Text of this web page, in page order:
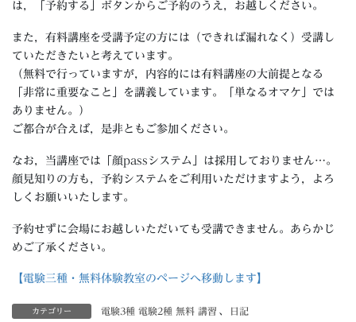
は，「予約する」ボタンからご予約のうえ，お越しください。
また，有料講座を受講予定の方には（できれば漏れなく）受講し
ていただきたいと考えています。
（無料で行っていますが，内容的には有料講座の大前提となる
「非常に重要なこと」を講義しています。「単なるオマケ」では
ありません。）
ご都合が合えば，是非ともご参加ください。
なお，当講座では「顔passシステム」は採用しておりません…。
顔見知りの方も，予約システムをご利用いただけますよう，よろ
しくお願いいたします。
予約せずに会場にお越しいただいても受講できません。あらかじ
めご了承ください。
【電験三種・無料体験教室のページへ移動します】
カテゴリー 電験3種 電験2種 無料 講習 、 日記